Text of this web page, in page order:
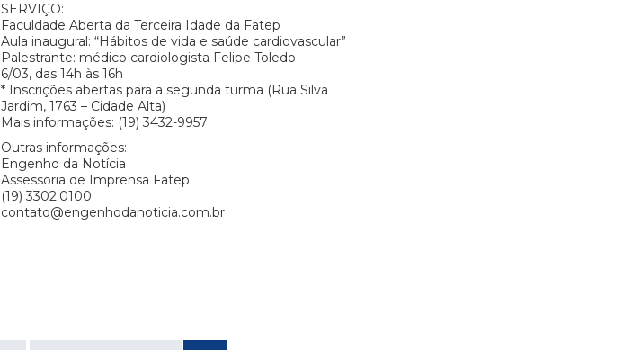
SERVIÇO:
Faculdade Aberta da Terceira Idade da Fatep
Aula inaugural: “Hábitos de vida e saúde cardiovascular”
Palestrante: médico cardiologista Felipe Toledo
6/03, das 14h às 16h
* Inscrições abertas para a segunda turma (Rua Silva
Jardim, 1763 – Cidade Alta)
Mais informações: (19) 3432-9957
Outras informações:
Engenho da Notícia
Assessoria de Imprensa Fatep
(19) 3302.0100
contato@engenhodanoticia.com.br